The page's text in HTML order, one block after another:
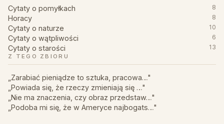
Cytaty o pomyłkach 8
Horacy 8
Cytaty o naturze 10
Cytaty o wątpliwości 6
Cytaty o starości
13
Z TEGO ZBIORU
„Zarabiać pieniądze to sztuka, pracowa…"
„Powiada się, że rzeczy zmieniają się …"
„Nie ma znaczenia, czy obraz przedstaw…"
„Podoba mi się, że w Ameryce najbogats…"